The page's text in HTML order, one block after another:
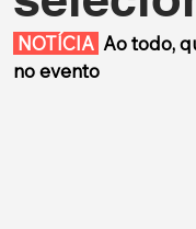
NOTÍCIA Ao todo,
no evento